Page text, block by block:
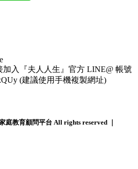
加入『夫人人生』官方 LINE@ 帳號
(建議使用手機複製網址)
庭教育顧問平台 All rights reserved ｜